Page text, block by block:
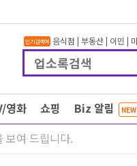
인기검색어 음식점 | 부동산| 이민 |
영화 쇼핑 Biz 알림 NEW
보여 드립니다.